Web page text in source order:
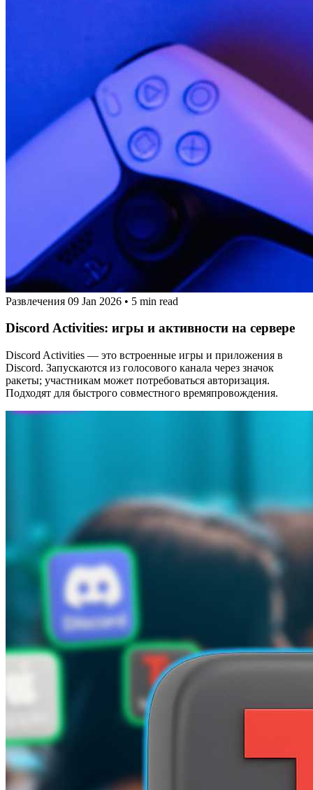
Развлечения 09 Jan 2026 • 5 min read
Discord Activities: игры и активности на сервере
Discord Activities — это встроенные игры и приложения в
Discord. Запускаются из голосового канала через значок
ракеты; участникам может потребоваться авторизация.
Подходят для быстрого совместного времяпровождения.